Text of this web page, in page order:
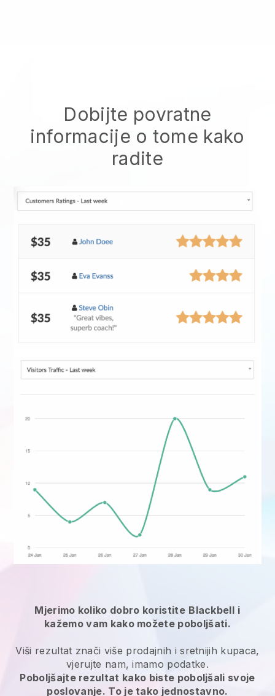
Dobijte povratne
informacije o tome kako
radite
Mjerimo koliko dobro koristite Blackbell i
kažemo vam kako možete poboljšati.
Viši rezultat znači više prodajnih i sretnijih kupaca,
vjerujte nam, imamo podatke.
Poboljšajte rezultat kako biste poboljšali svoje
poslovanje. To je tako jednostavno.